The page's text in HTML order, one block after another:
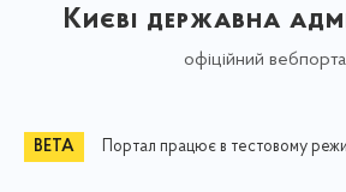
Києві державна
офіційний
Портал працює в тестовому